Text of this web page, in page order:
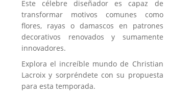
Este célebre diseñador es capaz de
transformar motivos comunes como
flores, rayas o damascos en patrones
decorativos renovados y sumamente
innovadores.
Explora el increíble mundo de Christian
Lacroix y sorpréndete con su propuesta
para esta temporada.